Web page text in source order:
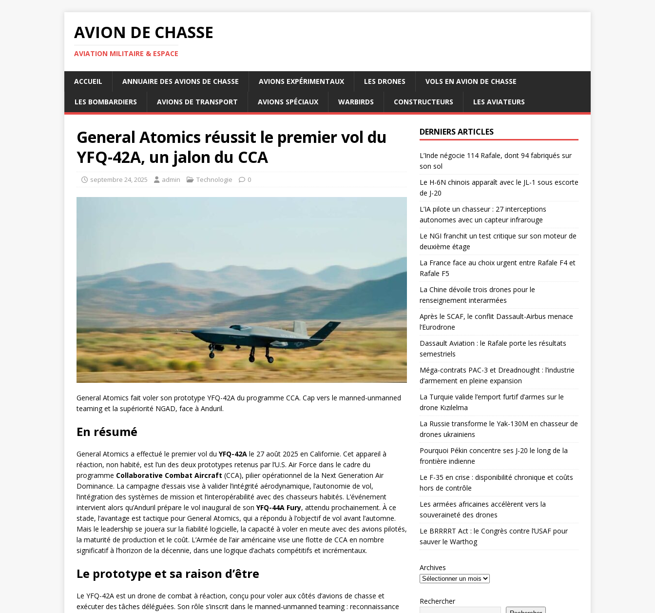
AVION DE CHASSE
AVIATION MILITAIRE & ESPACE
ACCUEIL ANNUAIRE DES AVIONS DE CHASSE AVIONS EXPÉRIMENTAUX LES DRONES VOLS EN AVION DE CHASSE
LES BOMBARDIERS AVIONS DE TRANSPORT AVIONS SPÉCIAUX WARBIRDS CONSTRUCTEURS LES AVIATEURS
General Atomics réussit le premier vol du
YFQ-42A, un jalon du CCA
septembre 24, 2025 admin Technologie 0
General Atomics fait voler son prototype YFQ-42A du programme CCA. Cap vers le manned-unmanned
teaming et la supériorité NGAD, face à Anduril.
En résumé
General Atomics a effectué le premier vol du YFQ-42A le 27 août 2025 en Californie. Cet appareil à
réaction, non habité, est l’un des deux prototypes retenus par l’U.S. Air Force dans le cadre du
programme Collaborative Combat Aircraft (CCA), pilier opérationnel de la Next Generation Air
Dominance. La campagne d’essais vise à valider l’intégrité aérodynamique, l’autonomie de vol,
l’intégration des systèmes de mission et l’interopérabilité avec des chasseurs habités. L’événement
intervient alors qu’Anduril prépare le vol inaugural de son YFQ-44A Fury, attendu prochainement. À ce
stade, l’avantage est tactique pour General Atomics, qui a répondu à l’objectif de vol avant l’automne.
Mais le leadership se jouera sur la fiabilité logicielle, la capacité à voler en meute avec des avions pilotés,
la maturité de production et le coût. L’Armée de l’air américaine vise une flotte de CCA en nombre
significatif à l’horizon de la décennie, dans une logique d’achats compétitifs et incrémentaux.
Le prototype et sa raison d’être
Le YFQ-42A est un drone de combat à réaction, conçu pour voler aux côtés d’avions de chasse et
exécuter des tâches déléguées. Son rôle s’inscrit dans le manned-unmanned teaming : reconnaissance
DERNIERS ARTICLES
L’Inde négocie 114 Rafale, dont 94 fabriqués sur
son sol
Le H-6N chinois apparaît avec le JL-1 sous escorte
de J-20
L’IA pilote un chasseur : 27 interceptions
autonomes avec un capteur infrarouge
Le NGI franchit un test critique sur son moteur de
deuxième étage
La France face au choix urgent entre Rafale F4 et
Rafale F5
La Chine dévoile trois drones pour le
renseignement interarmées
Après le SCAF, le conflit Dassault-Airbus menace
l’Eurodrone
Dassault Aviation : le Rafale porte les résultats
semestriels
Méga-contrats PAC-3 et Dreadnought : l’industrie
d’armement en pleine expansion
La Turquie valide l’emport furtif d’armes sur le
drone Kızılelma
La Russie transforme le Yak-130M en chasseur de
drones ukrainiens
Pourquoi Pékin concentre ses J-20 le long de la
frontière indienne
Le F-35 en crise : disponibilité chronique et coûts
hors de contrôle
Les armées africaines accélèrent vers la
souveraineté des drones
Le BRRRRT Act : le Congrès contre l’USAF pour
sauver le Warthog
Archives
Rechercher